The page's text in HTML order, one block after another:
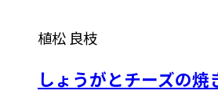
植松 良枝
しょうがとチーズの焼